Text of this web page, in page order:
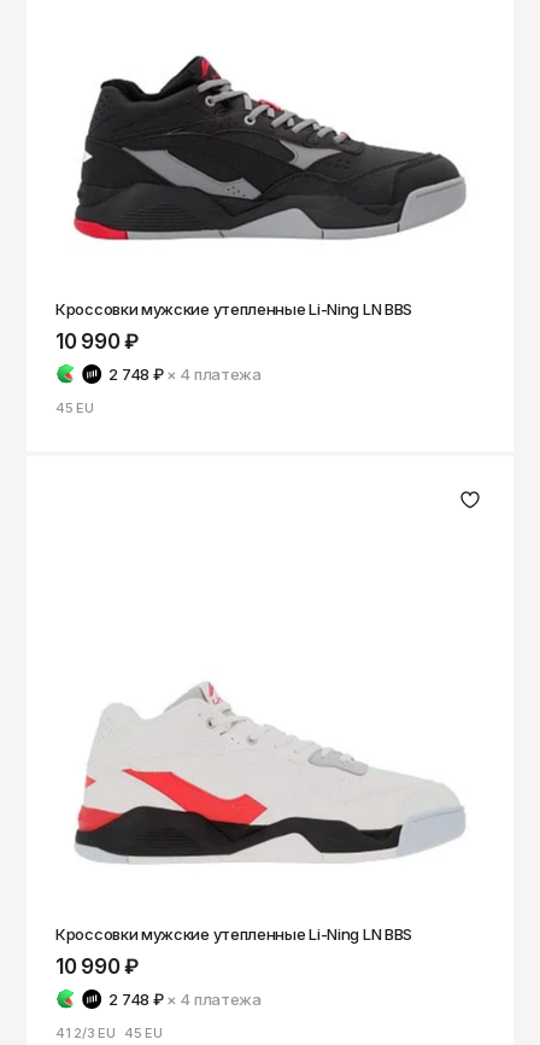
Кроссовки мужские утепленные Li-Ning LN BBS
10 990 ₽
2 748 ₽ × 4платежа
45 EU
Кроссовки мужские утепленные Li-Ning LN BBS
10 990 ₽
2 748 ₽ × 4платежа
41 2/3 EU 45 EU